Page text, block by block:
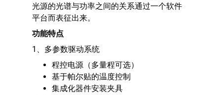
光源的光谱与功率之间的关系通过一个软件
平台而表征出来。
功能特点
1、多参数驱动系统
程控电源（多量程可选）
基于帕尔贴的温度控制
集成化器件安装夹具